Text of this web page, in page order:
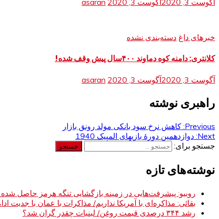
خبرهای داغ دسته‌بندی نشده
کلانتری: دامنه کوه دماوند ۴۰۰سال پیش وقف شده!
آگوست 3, 2020 آگوست 3, 2020 asaran
راهبری نوشته
Previous: کاهش نرخ سود بانکی مولد رونق بازار
Next: دوازدهمین دورۀ بازیهای المپیک 1940
جستجو برای:
نوشته‌های تازه
روبیو: پیشرفت‌هایی در زمینه بازگشایی تنگه هرمز حاصل
بقائی: مذاکره‌ای با آمریکا نداریم/ مذاکرات با عمان با جدیت
رشد ۳۴۴ درصدی قیمت روغن/ لبنیات چقدر گران شد؟